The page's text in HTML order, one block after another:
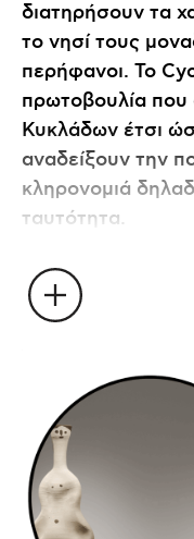
διατηρήσουν τα
το νησί τους
περήφανοι. Το
πρωτοβουλία που
Κυκλάδων έτσι
αναδείξουν την
κληρονομιά
ταυτότητα.